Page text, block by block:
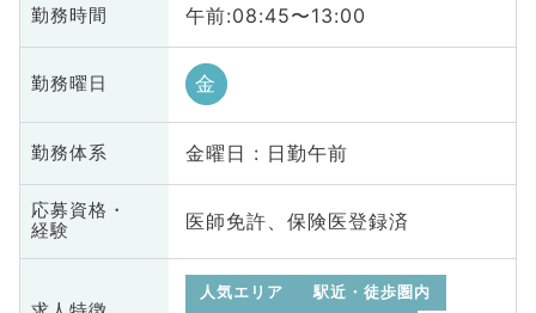
勤務時間 午前:08:45〜13:00
勤務曜日 金
勤務体系 金曜日 : 日勤午前
応募資格・
経験
医師免許、保険医登録済
人気エリア
駅近・徒歩圏内